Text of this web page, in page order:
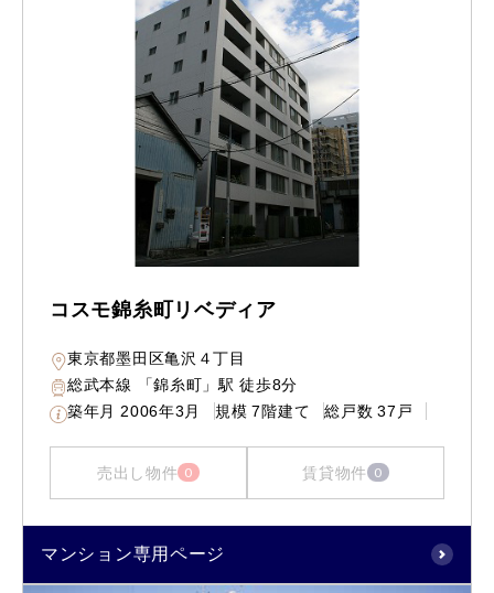
コスモ錦糸町リベディア
東京都墨田区亀沢４丁目
総武本線 「錦糸町」駅 徒歩8分
築年月 2006年3月 規模 7階建て 総戸数 37戸
売出し物件 0 賃貸物件 0
マンション専用ページ